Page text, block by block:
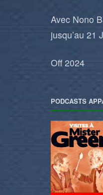
Avec Nono
jusqu’au 21
Off 2024
PODCASTS